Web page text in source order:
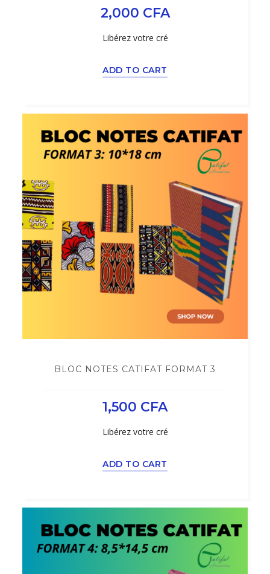
2,000 CFA
Libérez votre cré
ADD TO CART
BLOC NOTES CATIFAT FORMAT 3
1,500 CFA
Libérez votre cré
ADD TO CART